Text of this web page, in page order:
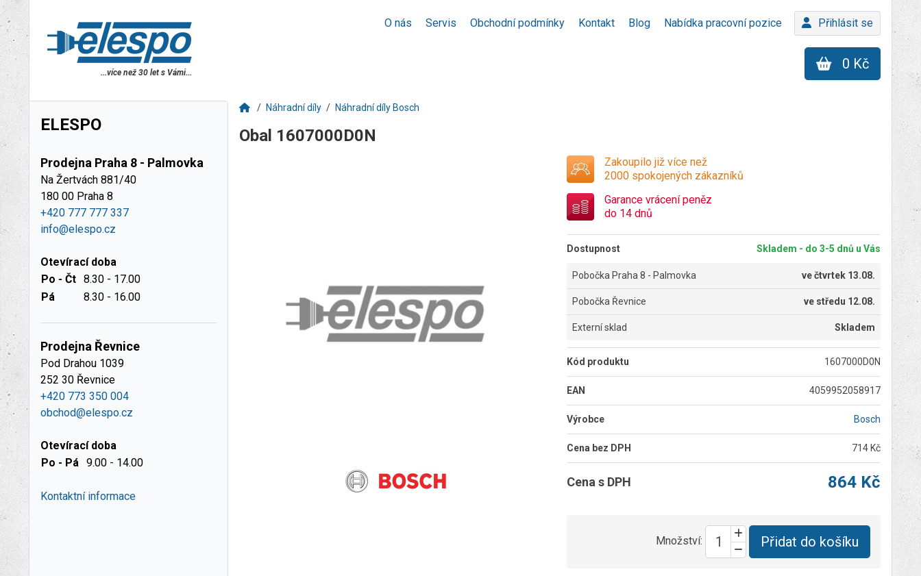
O nás Servis Obchodní podmínky Kontakt Blog Nabídka pracovní pozice Přihlásit se
...více než 30 let s Vámi...
0 Kč
ELESPO
Prodejna Praha 8 - Palmovka
Na Žertvách 881/40
180 00 Praha 8
+420 777 777 337
info@elespo.cz
Otevírací doba
Po - Čt 8.30 - 17.00
Pá
8.30 - 16.00
Prodejna Řevnice
Pod Drahou 1039
252 30 Řevnice
+420 773 350 004
obchod@elespo.cz
Otevírací doba
Po - Pá 9.00 - 14.00
Kontaktní informace
Náhradní díly Náhradní díly Bosch
Obal 1607000D0N
Zakoupilo již více než
2000 spokojených zákazníků
Garance vrácení peněz
do 14 dnů
Dostupnost Skladem - do 3-5 dnů u Vás
Pobočka Praha 8 - Palmovka večtvrtek 13.08.
Pobočka Řevnice ve středu 12.08.
Externí sklad Skladem
Kód produktu 1607000D0N
EAN 4059952058917
Výrobce Bosch
Cena bez DPH 714 Kč
Cena s DPH 864 Kč
Množství: Přidat do košíku